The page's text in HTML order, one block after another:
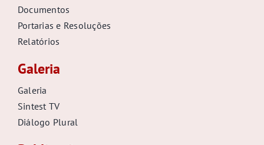
Documentos
Portarias e Resoluções
Relatórios
Galeria
Galeria
Sintest TV
Diálogo Plural